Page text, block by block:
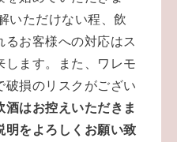
いただけない程、飲
お客様への対応はス
します。また、ワレモ
破損のリスクがござい
酒はお控えいただきま
明を よろしくお願い致